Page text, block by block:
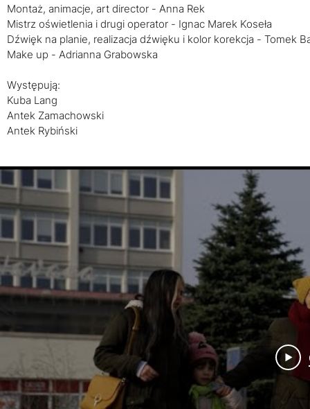
Montaż, animacje, art director - Anna Rek
Mistrz oświetlenia i drugi operator - Ignac Marek Koseła
Dźwięk na planie, realizacja dźwięku i kolor korekcja - Tomek
Make up - Adrianna Grabowska
Występują:
Kuba Lang
Antek Zamachowski
Antek Rybiński